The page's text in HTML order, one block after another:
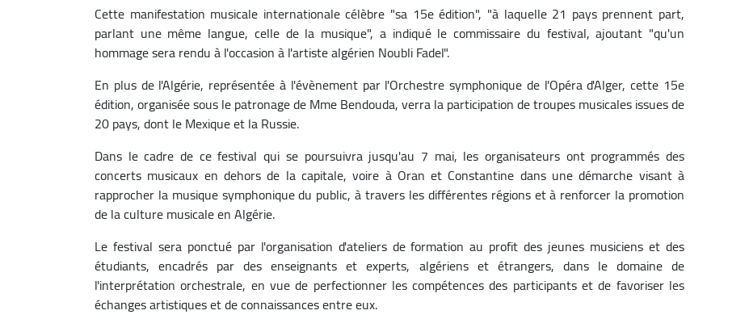
Cette manifestation musicale internationale célèbre "sa 15e édition", "à laquelle 21 pays prennent part,
parlant une même langue, celle de la musique", a indiqué le commissaire du festival, ajoutant "qu'un
hommage sera rendu à l'occasion à l'artiste algérien Noubli Fadel".
En plus de l'Algérie, représentée à l'évènement par l'Orchestre symphonique de l'Opéra d'Alger, cette 15e
édition, organisée sous le patronage de Mme Bendouda, verra la participation de troupes musicales issues de
20 pays, dont le Mexique et la Russie.
Dans le cadre de ce festival qui se poursuivra jusqu'au 7 mai, les organisateurs ont programmés des
concerts musicaux en dehors de la capitale, voire à Oran et Constantine dans une démarche visant à
rapprocher la musique symphonique du public, à travers les différentes régions et à renforcer la promotion
de la culture musicale en Algérie.
Le festival sera ponctué par l'organisation d'ateliers de formation au profit des jeunes musiciens et des
étudiants, encadrés par des enseignants et experts, algériens et étrangers, dans le domaine de
l'interprétation orchestrale, en vue de perfectionner les compétences des participants et de favoriser les
échanges artistiques et de connaissances entre eux.